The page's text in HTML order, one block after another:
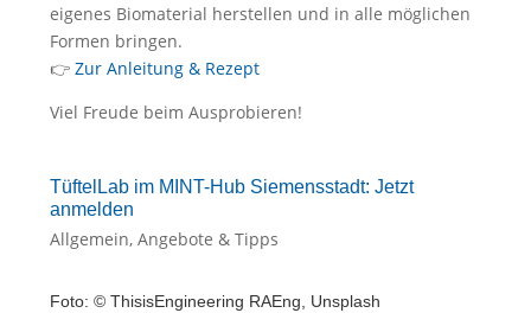
eigenes Biomaterial herstellen und in alle möglichen
Formen bringen.
👉 Zur Anleitung & Rezept
Viel Freude beim Ausprobieren!
TüftelLab im MINT-Hub Siemensstadt: Jetzt
anmelden
Allgemein, Angebote & Tipps
Foto: © ThisisEngineering RAEng, Unsplash